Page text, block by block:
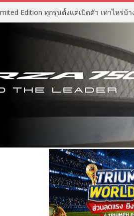
Edition ทุกรุ่นตั้งแต่เปิดตัว เท่าไหร่บ้า